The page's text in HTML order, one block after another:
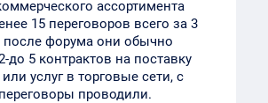
ассортимента
15 переговоров всего за 3
после форума они обычно
до 5 контрактов на поставку
услуг в торговые сети, с
проводили.